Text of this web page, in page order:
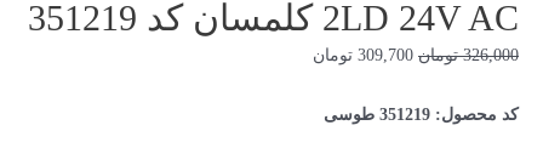
2LD 24V AC کلمسان کد 351219
326,000 تومان قیمت
326,000 تومان
309,700 تومان
کد محصول: 351219 طوسی